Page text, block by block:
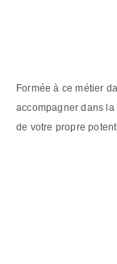
Formée à ce métier
accompagner dans
de votre propre